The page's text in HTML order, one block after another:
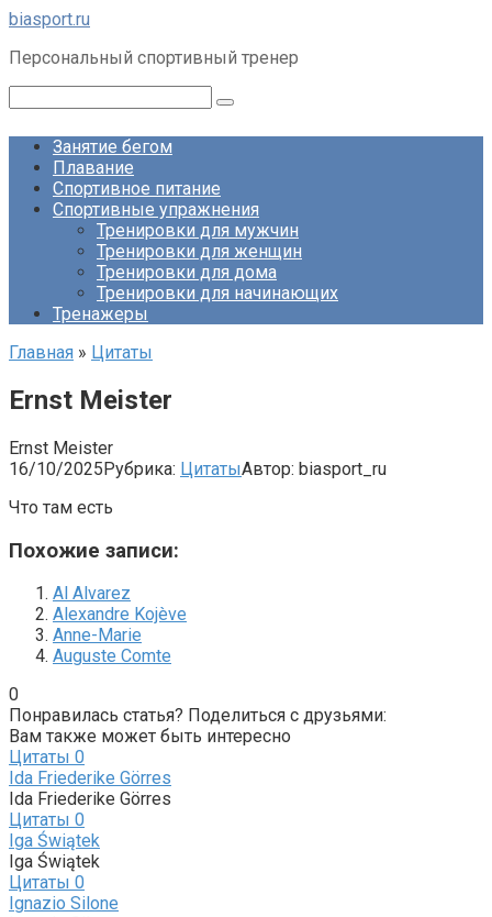
Перейти
контенту
biasport.ru
Персональный спортивный тренер
Занятие бегом
Плавание
Спортивное питание
Спортивные упражнения
Тренировки для мужчин
Тренировки для женщин
Тренировки для дома
Тренировки для начинающих
Тренажеры
Главная » Цитаты
Ernst Meister
Ernst Meister
16/10/2025Рубрика: ЦитатыАвтор: biasport_ru
Что там есть
Похожие записи:
Al Alvarez
Alexandre Kojève
Anne-Marie
Auguste Comte
0
Понравилась статья? Поделиться с друзьями:
Вам также может быть интересно
Цитаты 0
Ida Friederike Görres
Ida Friederike Görres
Цитаты 0
Iga Świątek
Iga Świątek
Цитаты 0
Ignazio Silone